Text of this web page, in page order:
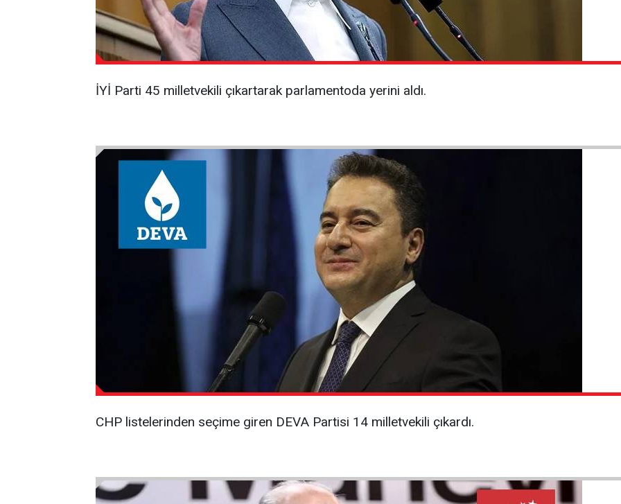
İYİ Parti 45 milletvekili çıkartarak parlamentoda yerini aldı.
CHP listelerinden seçime giren DEVA Partisi 14 milletvekili çıkardı.